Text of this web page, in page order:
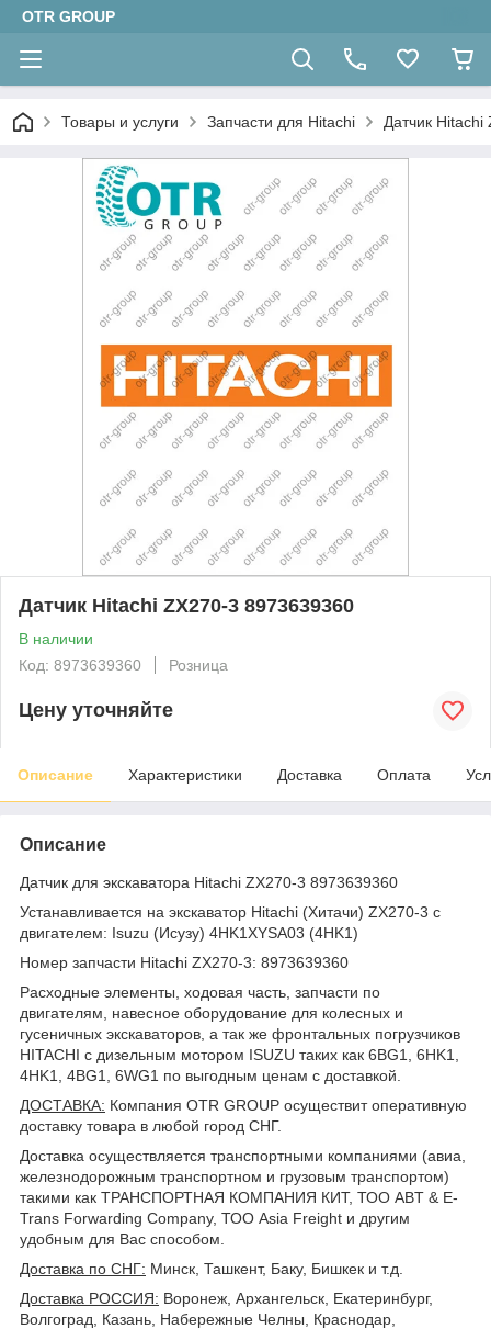
OTR GROUP
Товары и услуги Запчасти для Hitachi Датчик
Датчик Hitachi ZX270-3 8973639360
В наличии
Код: 8973639360
Розница
Цену уточняйте
Описание Характеристики Доставка Оплата
Описание
Датчик для экскаватора Hitachi ZX270-3 8973639360
Устанавливается на экскаватор Hitachi (Хитачи) ZX270-3 с
двигателем: Isuzu (Исузу) 4HK1XYSA03 (4HK1)
Номер запчасти Hitachi ZX270-3: 8973639360
Расходные элементы, ходовая часть, запчасти по
двигателям, навесное оборудование для колесных и
гусеничных экскаваторов, а так же фронтальных погрузчиков
HITACHI с дизельным мотором ISUZU таких как 6BG1, 6HK1,
4HK1, 4BG1, 6WG1 по выгодным ценам с доставкой.
ДОСТАВКА: Компания OTR GROUP осуществит оперативную
доставку товара в любой город СНГ.
Доставка осуществляется транспортными компаниями (авиа,
железнодорожным транспортном и грузовым транспортом)
такими как ТРАНСПОРТНАЯ КОМПАНИЯ КИТ, ТОО ABT & E-
Trans Forwarding Company, ТОО Asia Freight и другим
удобным для Вас способом.
Доставка по СНГ: Минск, Ташкент, Баку, Бишкек и т.д.
Доставка РОССИЯ: Воронеж, Архангельск, Екатеринбург,
Волгоград, Казань, Набережные Челны, Краснодар,